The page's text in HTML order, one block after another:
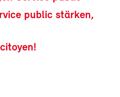
public stärken,